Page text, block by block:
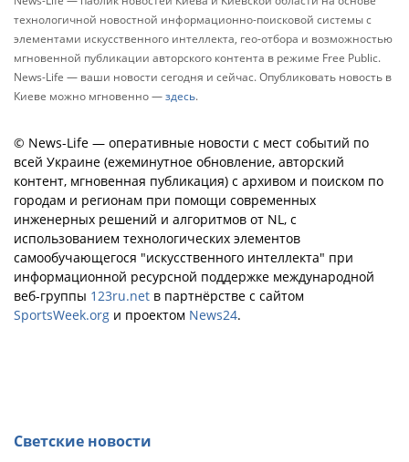
технологичной новостной информационно-поисковой системы с
элементами искусственного интеллекта, гео-отбора и возможностью
мгновенной публикации авторского контента в режиме Free Public.
News-Life — ваши новости сегодня и сейчас. Опубликовать новость в
Киеве можно мгновенно —здесь.
© News-Life — оперативные новости с мест событий по
всей Украине (ежеминутное обновление, авторский
контент, мгновенная публикация) с архивом и поиском по
городам и регионам при помощи современных
инженерных решений и алгоритмов от NL, с
использованием технологических элементов
самообучающегося "искусственного интеллекта" при
информационной ресурсной поддержке международной
веб-группы 123ru.net в партнёрстве с сайтом
SportsWeek.org и проектом News24.